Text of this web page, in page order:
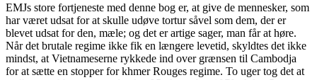
EMJs store fortjeneste med denne bog er, at give de mennesker, som
har været udsat for at skulle udøve tortur såvel som dem, der er
blevet udsat for den, mæle; og det er artige sager, man får at høre.
Når det brutale regime ikke fik en længere levetid, skyldtes det ikke
mindst, at Vietnameserne rykkede ind over grænsen til Cambodja
for at sætte en stopper for khmer Rouges regime. To uger tog det at